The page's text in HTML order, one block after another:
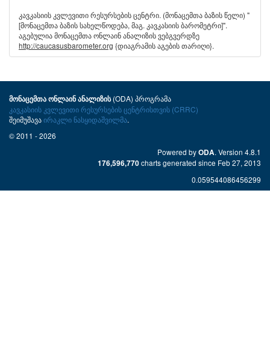
კავკასიის კვლევითი რესურსების ცენტრი. (მონაცემთა ბაზის წელი) "
[მონაცემთა ბაზის სახელწოდება, მაგ. კავკასიის ბარომეტრი]".
აგებულია მონაცემთა ონლაინ ანალიზის ვებგვერდზე
http://caucasusbarometer.org {დიაგრამის აგების თარიღი}.
მონაცემთა ონლაინ ანალიზის(ODA) პროგრამა
კავკასიის კვლევითი რესურსების ცენტრისთვის (CRRC)
შეიმუშავაირაკლი ნასყიდაშვილმა.
© 2011 - 2026
Powered byODA. Version 4.8.1
176,596,770charts generated since Feb 27, 2013
0.059544086456299